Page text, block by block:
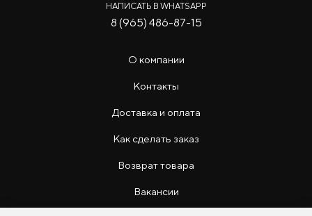
НАПИСАТЬ В WHATSAPP
8 (965) 486-87-15
О компании
Контакты
Доставка и оплата
Как сделать заказ
Возврат товара
Вакансии